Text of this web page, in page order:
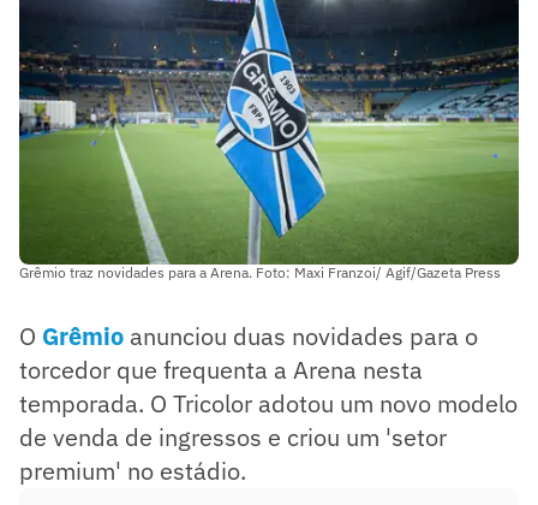
Grêmio traz novidades para a Arena. Foto: Maxi Franzoi/ Agif/Gazeta Press
O Grêmio anunciou duas novidades para o
torcedor que frequenta a Arena nesta
temporada. O Tricolor adotou um novo modelo
de venda de ingressos e criou um 'setor
premium' no estádio.